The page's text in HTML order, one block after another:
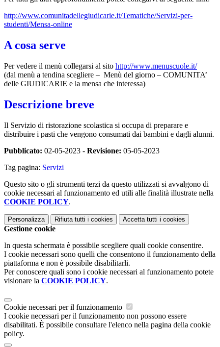
http://www.comunitadellegiudicarie.it/Tematiche/Servizi-per-
studenti/Mensa-online
A cosa serve
Per vedere il menù collegarsi al sito http://www.menuscuole.it/
(dal menù a tendina scegliere – Menù del giorno – COMUNITA’
delle GIUDICARIE e la mensa che interessa)
Descrizione breve
Il Servizio di ristorazione scolastica si occupa di preparare e
distribuire i pasti che vengono consumati dai bambini e dagli alunni.
Pubblicato: 02-05-2023 - Revisione: 05-05-2023
Tag pagina: Servizi
Questo sito o gli strumenti terzi da questo utilizzati si avvalgono di
cookie necessari al funzionamento ed utili alle finalità illustrate nella
COOKIE POLICY.
Personalizza Rifiuta tutti i cookies Accetta tutti i cookies
Gestione cookie
In questa schermata è possibile scegliere quali cookie consentire.
I cookie necessari sono quelli che consentono il funzionamento della
piattaforma e non è possibile disabilitarli.
Per conoscere quali sono i cookie necessari al funzionamento potete
visionare la COOKIE POLICY.
Cookie necessari per il funzionamento
I cookie necessari per il funzionamento non possono essere
disabilitati. È possibile consultare l'elenco nella pagina della cookie
policy.